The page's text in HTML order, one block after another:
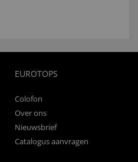
EUROTOPS
Colofon
Over ons
Nieuwsbrief
Catalogus aanvragen